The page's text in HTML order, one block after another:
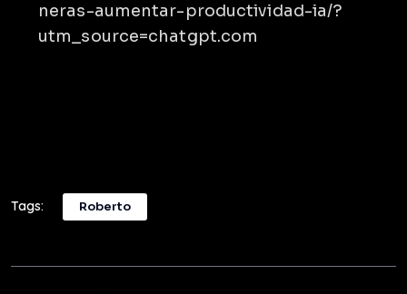
neras-aumentar-productividad-ia/?
utm_source=chatgpt.com
Tags: Roberto